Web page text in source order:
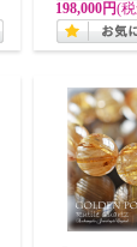
198,000円(